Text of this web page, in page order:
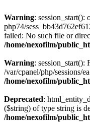
Warning: session_start():
php74/
failed: No such file or
/home/nexofilm/
Warning: session_start():
/var/cpanel/php/sessions/
/home/nexofilm/
Deprecated:
($string) of type string is
/home/nexofilm/